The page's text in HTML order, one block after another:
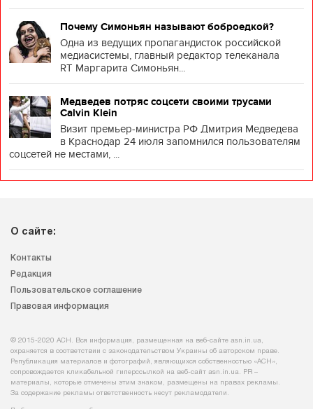
Почему Симоньян называют боброедкой?
Одна из ведущих пропагандисток российской
медиасистемы, главный редактор телеканала
RT Маргарита Симоньян...
Медведев потряс соцсети своими трусами
Calvin Klein
Визит премьер-министра РФ Дмитрия Медведева
в Краснодар 24 июля запомнился пользователям
соцсетей не местами, ...
О сайте:
Контакты
Редакция
Пользовательское соглашение
Правовая информация
© 2015-2020 АСН. Вся информация, размещенная на веб-сайте asn.in.ua,
охраняется в соответствии с законодательством Украины об авторском праве.
Републикация материалов и фотографий, являющихся собственностью «АСН»,
сопровождается кликабельной гиперссылкой на веб-сайт asn.іn.ua. PR –
материалы, которые отмечены этим знаком, размещены на правах рекламы.
За содержание рекламы ответственность несут рекламодатели.